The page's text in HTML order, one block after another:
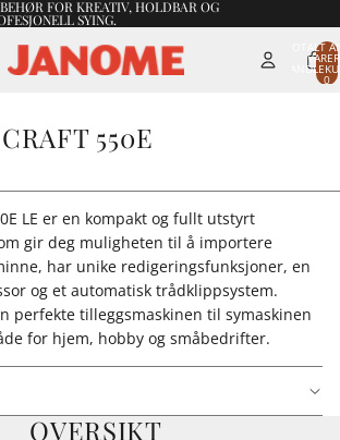
FOR KREATIV, HOLDBAR OG
SYING.
TOTALT
0
550E
LE er en kompakt og fullt utstyrt
gir deg muligheten til å importere
har unike redigeringsfunksjoner, en
og et automatisk trådklippsystem.
perfekte tilleggsmaskinen til symaskinen
for hjem, hobby og småbedrifter.
OVERSIKT